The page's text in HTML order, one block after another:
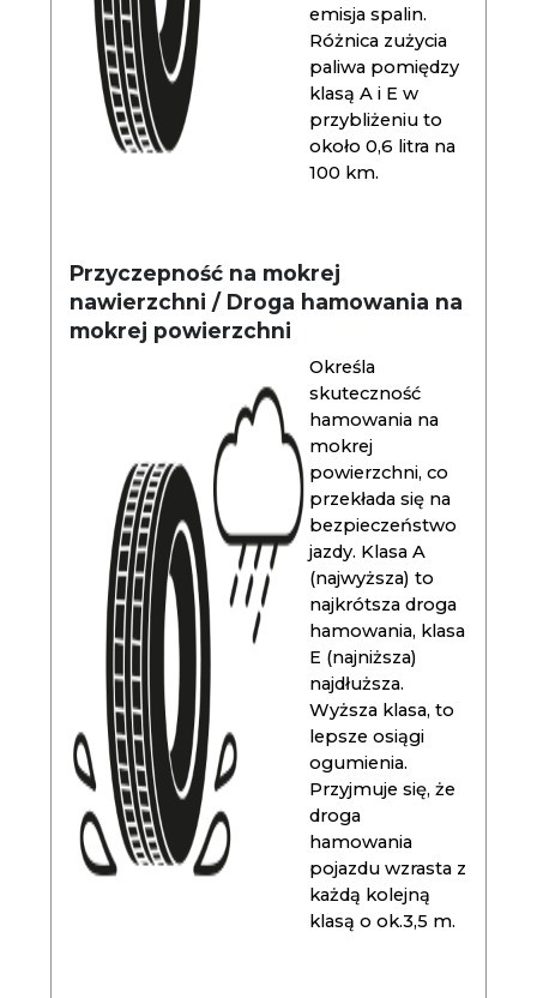
emisja spalin.
Różnica zużycia
paliwa pomiędzy
klasą A i E w
przybliżeniu to
około 0,6 litra na
100 km.
Przyczepność na mokrej
nawierzchni / Droga hamowania na
mokrej powierzchni
Określa
skuteczność
hamowania na
mokrej
powierzchni, co
przekłada się na
bezpieczeństwo
jazdy. Klasa A
(najwyższa) to
najkrótsza droga
hamowania, klasa
E (najniższa)
najdłuższa.
Wyższa klasa, to
lepsze osiągi
ogumienia.
Przyjmuje się, że
droga
hamowania
pojazdu wzrasta z
każdą kolejną
klasą o ok.3,5 m.